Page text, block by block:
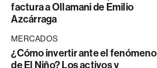
factura a Ollamani de Emilio
Azcárraga
MERCADOS
¿Cómo invertir ante el fenómeno
de El Niño? Los activos y